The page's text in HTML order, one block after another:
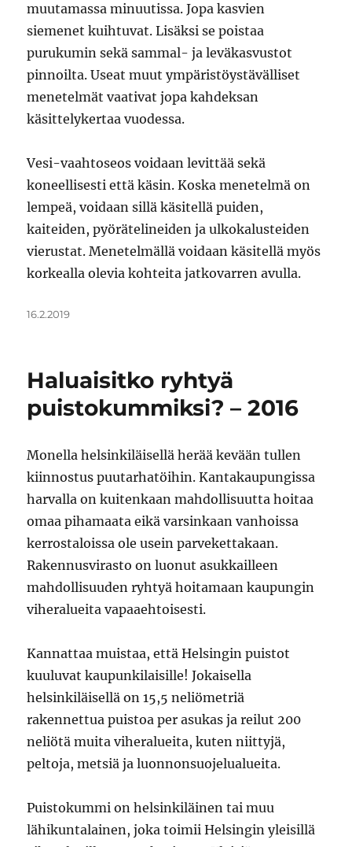
muutamassa minuutissa. Jopa kasvien
siemenet kuihtuvat. Lisäksi se poistaa
purukumin sekä sammal- ja leväkasvustot
pinnoilta. Useat muut ympäristöystävälliset
menetelmät vaativat jopa kahdeksan
käsittelykertaa vuodessa.
Vesi-vaahtoseos voidaan levittää sekä
koneellisesti että käsin. Koska menetelmä on
lempeä, voidaan sillä käsitellä puiden,
kaiteiden, pyörätelineiden ja ulkokalusteiden
vierustat. Menetelmällä voidaan käsitellä myös
korkealla olevia kohteita jatkovarren avulla.
Julkaistu
16.2.2019
Haluaisitko ryhtyä
puistokummiksi? – 2016
Monella helsinkiläisellä herää kevään tullen
kiinnostus puutarhatöihin. Kantakaupungissa
harvalla on kuitenkaan mahdollisuutta hoitaa
omaa pihamaata eikä varsinkaan vanhoissa
kerrostaloissa ole usein parvekettakaan.
Rakennusvirasto on luonut asukkailleen
mahdollisuuden ryhtyä hoitamaan kaupungin
viheralueita vapaaehtoisesti.
Kannattaa muistaa, että Helsingin puistot
kuuluvat kaupunkilaisille! Jokaisella
helsinkiläisellä on 15,5 neliömetriä
rakennettua puistoa per asukas ja reilut 200
neliötä muita viheralueita, kuten niittyjä,
peltoja, metsiä ja luonnonsuojelualueita.
Puistokummi on helsinkiläinen tai muu
lähikuntalainen, joka toimii Helsingin yleisillä